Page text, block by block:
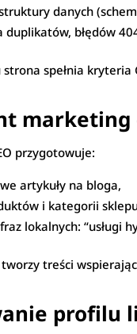
danych
duplikatów, błędów
spełnia
marketing
przygotowuje:
artykuły na bloga,
i kategorii
lokalnych: “usługi
treści
profilu